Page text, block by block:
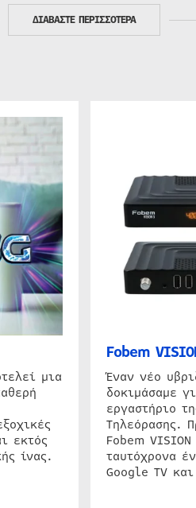
ΔΙΑΒΑΣΤΕ ΠΕΡΙΣΣΟΤΕΡΑ
μια
εκτός
ίνας.
Fobem
Έναν νέο
δοκιμάσαμε
εργαστήριο
Τηλεόρασης.
Fobem
ταυτόχρονα
Google TV